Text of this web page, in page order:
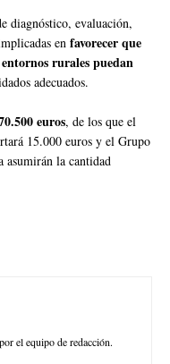
diagnóstico, evaluación,
en favorecer que
rurales puedan
adecuados.
euros, de los que el
15.000 euros y el Grupo
asumirán la cantidad
el equipo de redacción.